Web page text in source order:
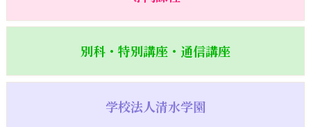
別科・特別講座・通信講座
学校法人清水学園